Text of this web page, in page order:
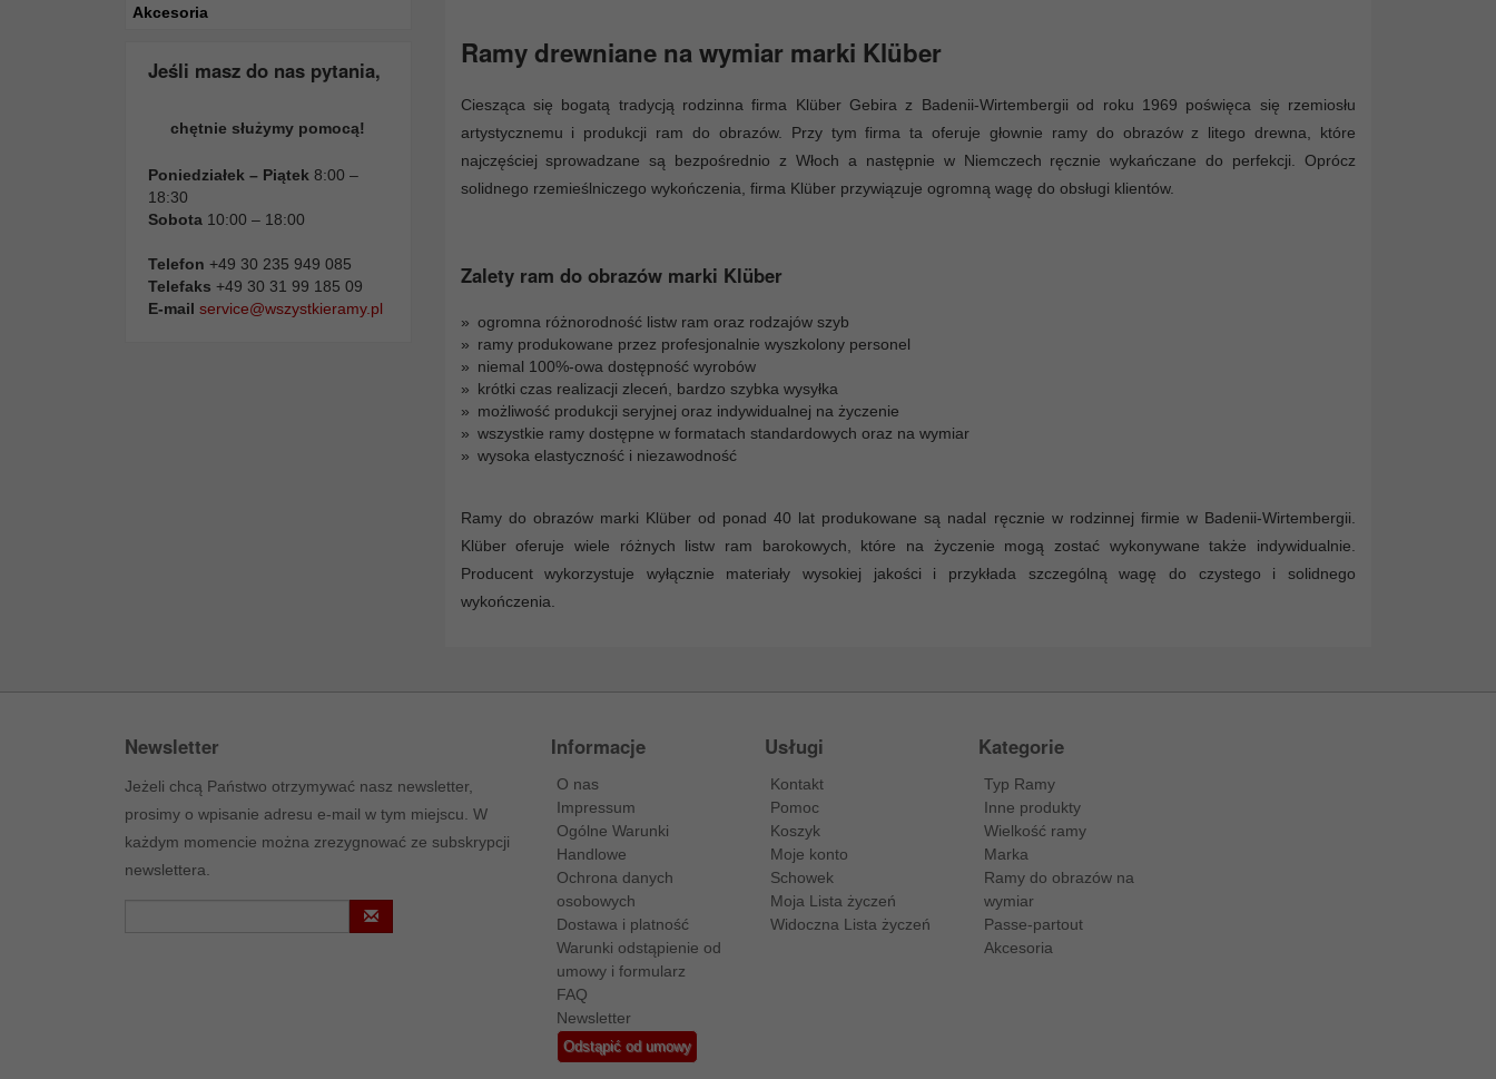
Akcesoria
Jeśli masz do nas pytania,
chętnie służymy pomocą!
Poniedziałek – Piątek 8:00 –
18:30
Sobota 10:00 – 18:00
Telefon +49 30 235 949 085
Telefaks +49 30 31 99 185 09
E-mail service@wszystkieramy.pl
Ramy drewniane na wymiar marki Klüber
Ciesząca się bogatą tradycją rodzinna firma Klüber Gebira z Badenii-Wirtembergii od roku 1969 poświęca się rzemiosłu
artystycznemu i produkcji ram do obrazów. Przy tym firma ta oferuje głownie ramy do obrazów z litego drewna, które
najczęściej sprowadzane są bezpośrednio z Włoch a następnie w Niemczech ręcznie wykańczane do perfekcji. Oprócz
solidnego rzemieślniczego wykończenia, firma Klüber przywiązuje ogromną wagę do obsługi klientów.
Zalety ram do obrazów marki Klüber
ogromna różnorodność listw ram oraz rodzajów szyb
ramy produkowane przez profesjonalnie wyszkolony personel
niemal 100%-owa dostępność wyrobów
krótki czas realizacji zleceń, bardzo szybka wysyłka
możliwość produkcji seryjnej oraz indywidualnej na życzenie
wszystkie ramy dostępne w formatach standardowych oraz na wymiar
wysoka elastyczność i niezawodność
Ramy do obrazów marki Klüber od ponad 40 lat produkowane są nadal ręcznie w rodzinnej firmie w Badenii-Wirtembergii.
Klüber oferuje wiele różnych listw ram barokowych, które na życzenie mogą zostać wykonywane także indywidualnie.
Producent wykorzystuje wyłącznie materiały wysokiej jakości i przykłada szczególną wagę do czystego i solidnego
wykończenia.
Newsletter
Jeżeli chcą Państwo otrzymywać nasz newsletter,
prosimy o wpisanie adresu e-mail w tym miejscu. W
każdym momencie można zrezygnować ze subskrypcji
newslettera.
Informacje
O nas
Impressum
Ogólne Warunki
Handlowe
Ochrona danych
osobowych
Dostawa i platność
Warunki odstąpienie od
umowy i formularz
FAQ
Newsletter
Odstąpić od umowy
Usługi
Kontakt
Pomoc
Koszyk
Moje konto
Schowek
Moja Lista życzeń
Widoczna Lista życzeń
Kategorie
Typ Ramy
Inne produkty
Wielkość ramy
Marka
Ramy do obrazów na
wymiar
Passe-partout
Akcesoria